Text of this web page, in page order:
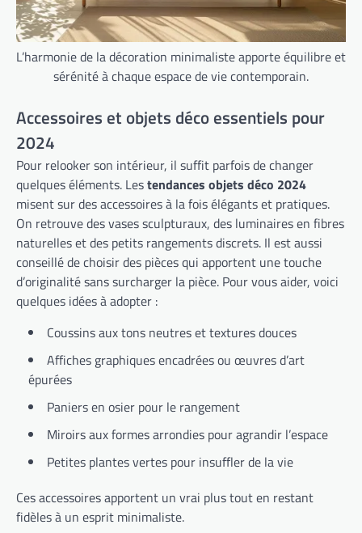
L’harmonie de la décoration minimaliste apporte équilibre et
sérénité à chaque espace de vie contemporain.
Accessoires et objets déco essentiels pour
2024
Pour relooker son intérieur, il suffit parfois de changer
quelques éléments. Lestendances objets déco 2024
misent sur des accessoires à la fois élégants et pratiques.
On retrouve des vases sculpturaux, des luminaires en fibres
naturelles et des petits rangements discrets. Il est aussi
conseillé de choisir des pièces qui apportent une touche
d’originalité sans surcharger la pièce. Pour vous aider, voici
quelques idées à adopter :
Coussins aux tons neutres et textures douces
Affiches graphiques encadrées ou œuvres d’art
épurées
Paniers en osier pour le rangement
Miroirs aux formes arrondies pour agrandir l’espace
Petites plantes vertes pour insuffler de la vie
Ces accessoires apportent un vrai plus tout en restant
fidèles à un esprit minimaliste.